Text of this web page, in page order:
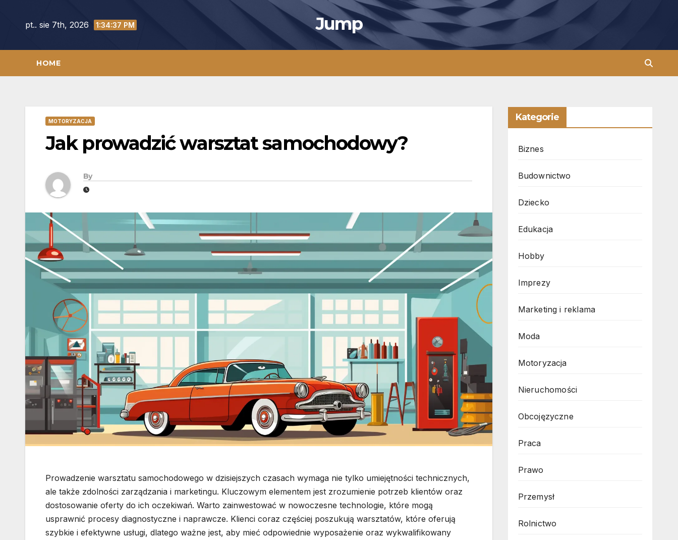
pt.. sie 7th, 2026 1:34:38 PM Jump
HOME
MOTORYZACJA
Jak prowadzić warsztat samochodowy?
By
Prowadzenie warsztatu samochodowego w dzisiejszych czasach wymaga nie tylko umiejętności technicznych,
ale także zdolności zarządzania i marketingu. Kluczowym elementem jest zrozumienie potrzeb klientów oraz
dostosowanie oferty do ich oczekiwań. Warto zainwestować w nowoczesne technologie, które mogą
usprawnić procesy diagnostyczne i naprawcze. Klienci coraz częściej poszukują warsztatów, które oferują
szybkie i efektywne usługi, dlatego ważne jest, aby mieć odpowiednie wyposażenie oraz wykwalifikowany
Kategorie
Biznes
Budownictwo
Dziecko
Edukacja
Hobby
Imprezy
Marketing i reklama
Moda
Motoryzacja
Nieruchomości
Obcojęzyczne
Praca
Prawo
Przemysł
Rolnictwo